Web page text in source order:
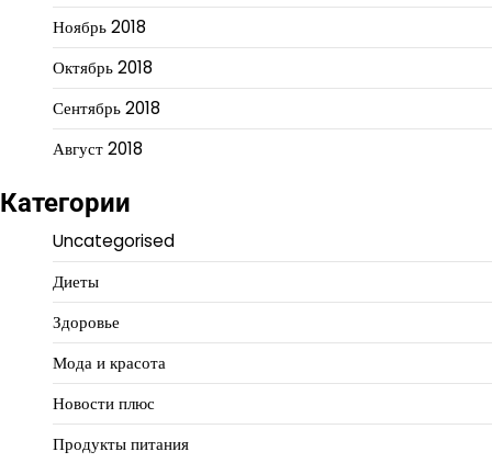
Ноябрь 2018
Октябрь 2018
Сентябрь 2018
Август 2018
Категории
Uncategorised
Диеты
Здоровье
Мода и красота
Новости плюс
Продукты питания